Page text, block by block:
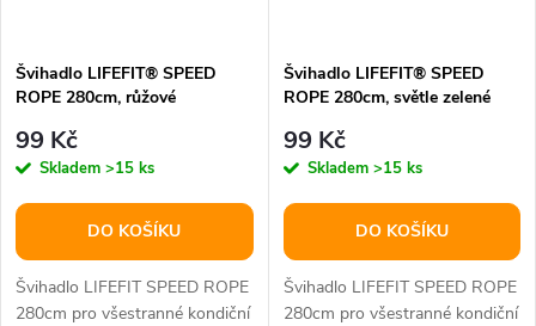
Švihadlo LIFEFIT® SPEED
ROPE 280cm, růžové
99 Kč
Skladem >15 ks
DO KOŠÍKU
Švihadlo LIFEFIT SPEED ROPE
280cm pro všestranné kondiční
Švihadlo LIFEFIT® SPEED
ROPE 280cm, světle zelené
99 Kč
Skladem >15 ks
DO KOŠÍKU
Švihadlo LIFEFIT SPEED ROPE
280cm pro všestranné kondiční